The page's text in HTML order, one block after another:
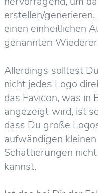
erstellen/
einen einheitlichen
genannten
Allerdings solltest
nicht jedes Logo
das Favicon, was in
angezeigt wird, ist
dass Du große
aufwändigen
Schattierungen
kannst.